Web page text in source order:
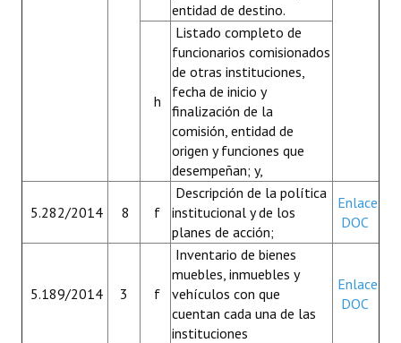
entidad de destino.
h
Listado completo de
funcionarios comisionados
de otras instituciones,
fecha de inicio y
finalización de la
comisión, entidad de
origen y funciones que
desempeñan; y,
5.282/2014 8 f
Descripción de la política
institucional y de los
planes de acción;
Enlace
DOC
5.189/2014 3 f
Inventario de bienes
muebles, inmuebles y
vehículos con que
cuentan cada una de las
instituciones
Enlace
DOC